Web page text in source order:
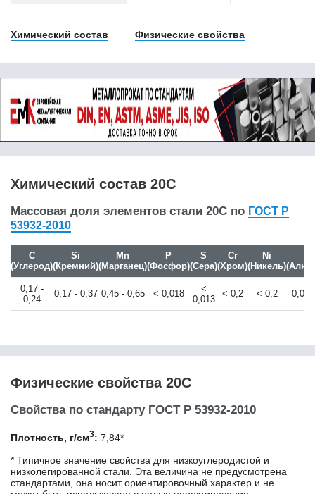
25ХГСА
26NiCrMo14-6
26ХГ2МФ
27MnB4
27MnCrB5-2
27NiCrMoV15-6
28B2
28CrS4
28Mn6
28NiCrMoV8-5
30
30CrMo4
30CrMoV9
30CrNiMo8
30NiCrMo16-6
30Г2
30Х13
30ХГС
30ХГСА
Химический состав Физические свойства
Химический состав 20С
Массовая доля элементов стали 20С по ГОСТ Р
53932-2010
C
(Углерод)
Si
(Кремний)
Mn
(Марганец)
P
(Фосфор)
S
(Сера)
Cr
(Хром)
Ni
(Никель)
0,17 -
0,24
0,17 - 0,37 0,45 - 0,65 < 0,018
<
0,013
< 0,2 < 0,2 0,02
Физические свойства 20С
Свойства по стандарту ГОСТ Р 53932-2010
Плотность, г/см3: 7,84*
* Типичное значение свойства для низкоуглеродистой и
низколегированной стали. Эта величина не предусмотрена
стандартами, она носит ориентировочный характер и не